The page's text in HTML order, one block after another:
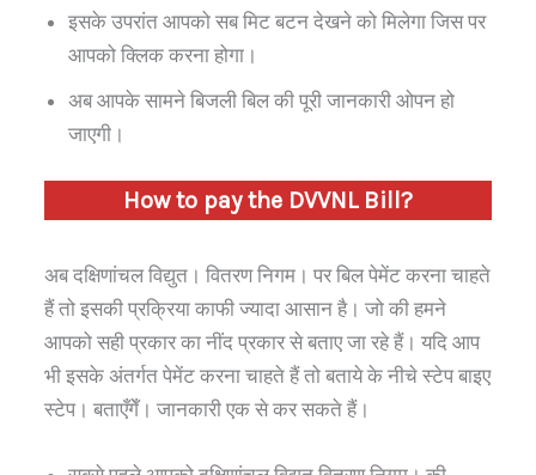
इसके उपरांत आपको सब मिट बटन देखने को मिलेगा जिस पर
आपको क्लिक करना होगा।
अब आपके सामने बिजली बिल की पूरी जानकारी ओपन हो
जाएगी।
How to pay the DVVNL Bill?
अब दक्षिणांचल विद्युत। वितरण निगम। पर बिल पेमेंट करना चाहते
हैं तो इसकी प्रक्रिया काफी ज्यादा आसान है। जो की हमने
आपको सही प्रकार का नींद प्रकार से बताए जा रहे हैं। यदि आप
भी इसके अंतर्गत पेमेंट करना चाहते हैं तो बताये के नीचे स्टेप बाइए
स्टेप। बताएँगेँ। जानकारी एक से कर सकते हैं।